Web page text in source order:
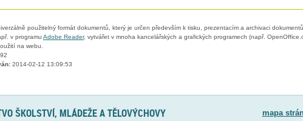
použitelný formát dokumentů, který je určen především k tisku, prezentacím a archivaci
v programu Adobe Reader, vytvářet v mnoha kancelářských a grafických programech (např.
na webu.
2014-02-12 13:09:53
ŠKOLSTVÍ, MLÁDEŽE A TĚLOVÝCHOVY mapa